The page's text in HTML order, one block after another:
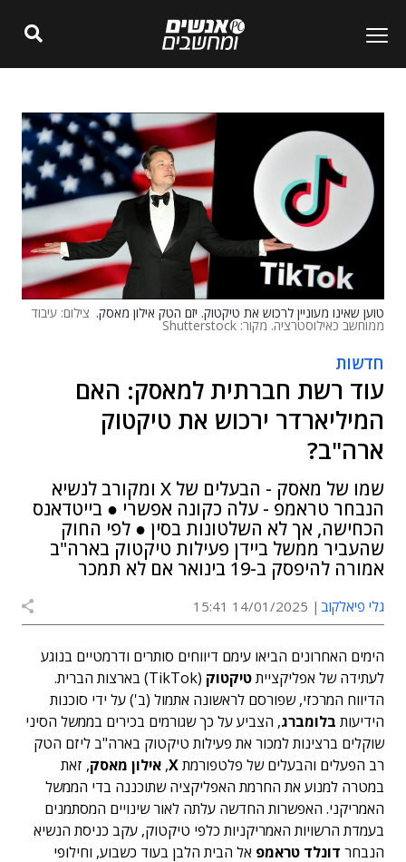
טוען שאינו מעוניין לרכוש את טיקטוק. יזם הטק אילון מאסק. צילום: עיבוד
ממוחשב כאילוסטרציה. מקור: Shutterstock
חדשות
עוד רשת חברתית למאסק: האם
המיליארדר ירכוש את טיקטוק
ארה"ב?
שמו של מאסק - הבעלים של X ומקורב לנשיא
הנבחר טראמפ - עלה כקונה אפשרי ● בייטדאנס
הכחישה, אך לא השלטונות בסין ● לפי החוק
שהעביר ממשל ביידן פעילות טיקטוק בארה"ב
אמורה להיפסק ב-19 בינואר אם לא תמכר
גלי פיאלקוב 14/01/2025 15:41
הימים האחרונים הביאו עימם דיווחים סותרים ודרמטיים בנוגע
לעתידה של אפליקצייתטיקטוק
(TikTok) בארצות הברית.
הדיווח המרכזי, שפורסם לראשונה אתמול (ב') על ידי סוכנות
הידיעות בלומברג, הצביע על כך שגורמים בכירים בממשל הסיני
שוקלים ברצינות למכור את פעילות טיקטוק בארה"ב ליזם הטק
רב הפעלים והבעלים של פלטפורמתX
, אילון מאסק, זאת
במטרה למנוע את החרמת האפליקציה שתוכננה בדי הממשל
האמריקני. האפשרות החדשה עלתה לאור שינויים המסתמנים
בעמדת הרשויות האמריקניות כלפי טיקטוק, עקב כניסת הנשיא
הנבחר דונלד טראמפ אל הבית הלבן בעוד כשבוע, וחילופי